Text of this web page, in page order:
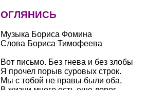
ОГЛЯНИСЬ
Музыка Бориса Фомина
Слова Бориса Тимофеева
Вот письмо. Без гнева и без злобы
Я прочел порыв суровых строк.
Мы с тобой не правы были оба,